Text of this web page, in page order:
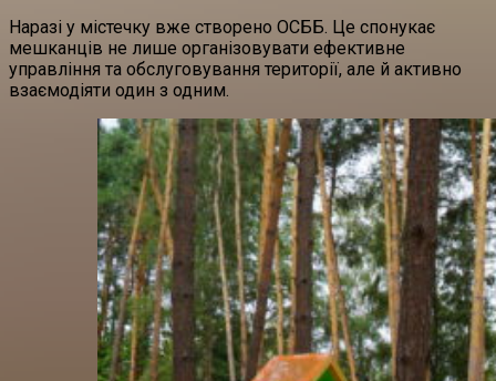
Наразі у містечку вже створено ОСББ. Це спонукає
мешканців не лише організовувати ефективне
управління та обслуговування території, але й активно
взаємодіяти один з одним.